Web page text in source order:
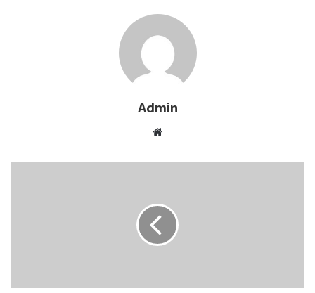
Admin
b